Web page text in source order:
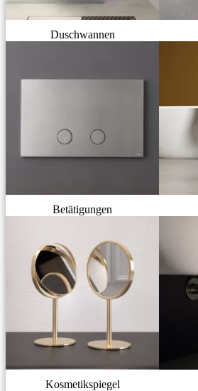
Duschwannen
Betätigungen
Kosmetikspiegel